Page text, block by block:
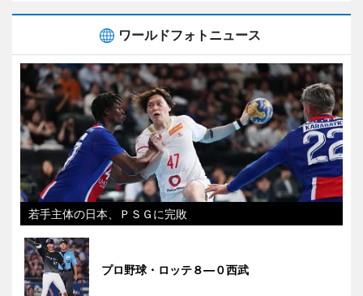
ワールドフォトニュース
若手主体の日本、ＰＳＧに完敗
プロ野球・ロッテ８―０西武